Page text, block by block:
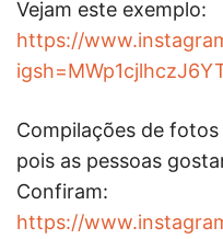
Vejam este exemplo:
https://
Compilações de
pois as pessoas
Confiram:
https://